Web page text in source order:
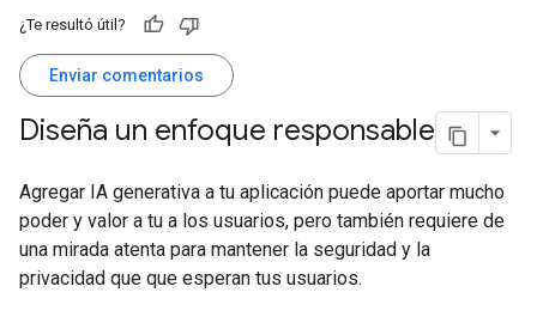
¿Te resultó útil?
Enviar comentarios
Diseña un enfoque responsable
Agregar IA generativa a tu aplicación puede aportar mucho
poder y valor a tu a los usuarios, pero también requiere de
una mirada atenta para mantener la seguridad y la
privacidad que que esperan tus usuarios.